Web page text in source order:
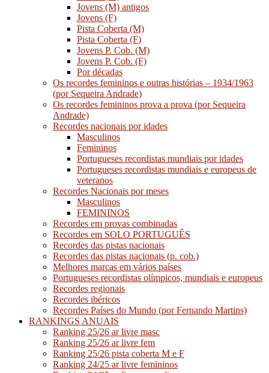
Jovens (M) antigos
Jovens (F)
Pista Coberta (M)
Pista Coberta (F)
Jovens P. Cob. (M)
Jovens P. Cob. (F)
Por décadas
Os recordes femininos e outras histórias – 1934/1963
(por Sequeira Andrade)
Os recordes femininos prova a prova (por Sequeira
Andrade)
Recordes nacionais por idades
Masculinos
Femininos
Portugueses recordistas mundiais por idades
Portugueses recordistas mundiais e europeus de
veteranos
Recordes Nacionais por meses
Masculinos
FEMININOS
Recordes em provas combinadas
Recordes em SOLO PORTUGUÊS
Recordes das pistas nacionais
Recordes das pistas nacionais (p. cob.)
Melhores marcas em vários países
Portugueses recordistas olímpicos, mundiais e europeus
Recordes regionais
Recordes ibéricos
Recordes Países do Mundo (por Fernando Martins)
RANKINGS ANUAIS
Ranking 25/26 ar livre masc
Ranking 25/26 ar livre fem
Ranking 25/26 pista coberta M e F
Ranking 24/25 ar livre femininos